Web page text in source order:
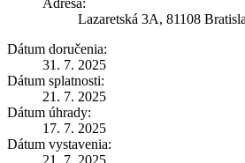
Lazaretská 3A, 81108
Dátum doručenia:
31. 7. 2025
Dátum splatnosti:
21. 7. 2025
Dátum úhrady:
17. 7. 2025
Dátum vystavenia:
21. 7. 2025